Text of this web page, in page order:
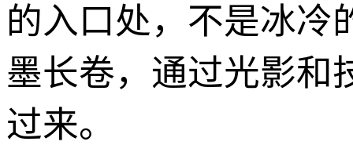
的入口处，不是冰冷
墨长卷，通过光影和
过来。